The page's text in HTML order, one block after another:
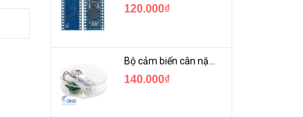
120.000₫
Bộ cảm biến cân nặng loadcell 1KG khung mica
140.000₫